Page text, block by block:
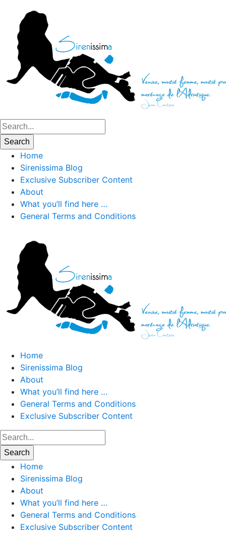
Home
Sirenissima Blog
Exclusive Subscriber Content
About
What you’ll find here …
General Terms and Conditions
Home
Sirenissima Blog
About
What you’ll find here …
General Terms and Conditions
Exclusive Subscriber Content
Home
Sirenissima Blog
About
What you’ll find here …
General Terms and Conditions
Exclusive Subscriber Content